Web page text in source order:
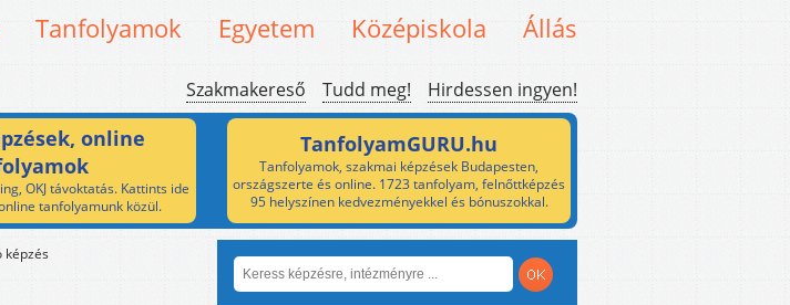
Tanfolyamok Egyetem Középiskola Állás
Szakmakereső Tudd meg! Hirdessen ingyen!
online
OKJ távoktatás. Kattints ide
tanfolyamunk közül.
TanfolyamGURU.hu
Tanfolyamok, szakmai képzések Budapesten,
országszerte és online. 1723 tanfolyam, felnőttképzés
95 helyszínen kedvezményekkel és bónuszokkal.
képzés